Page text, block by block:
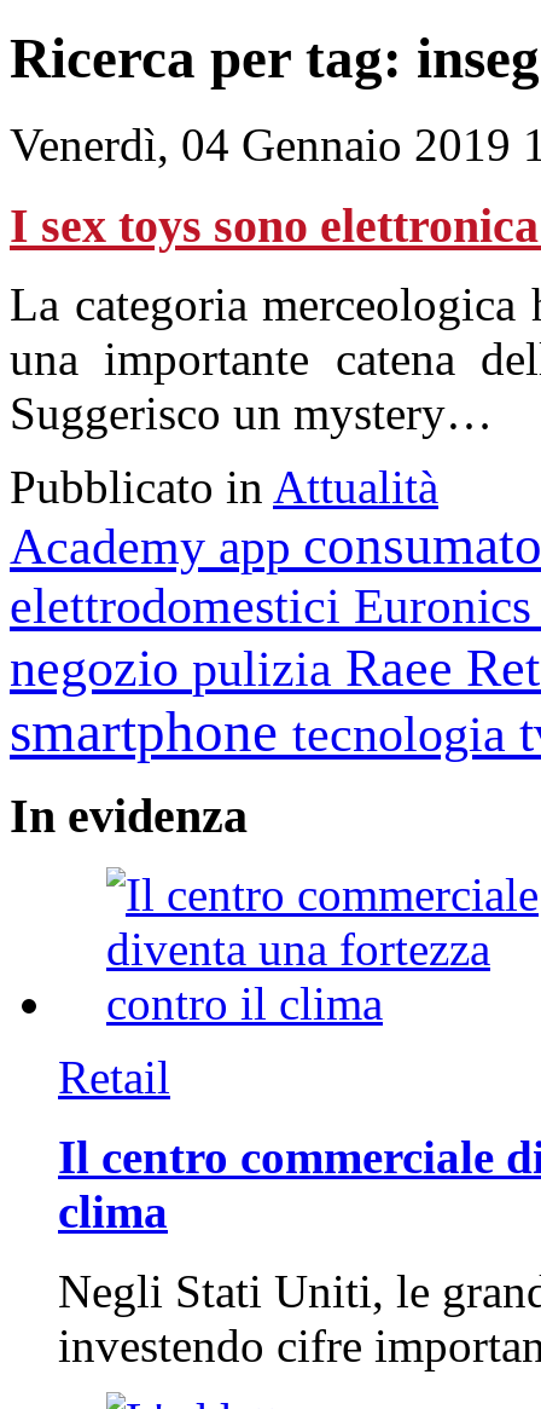
Ricerca per tag:
Venerdì, 04 Gennaio 2019
I sex toys sono
La categoria
una importante catena
Suggerisco un mystery…
Pubblicato in Attualità
Academy app
elettrodomestici
negozio pulizia Raee
smartphone tecnologia
In evidenza
Retail
Il centro commerciale
clima
Negli Stati Uniti, le
investendo cifre